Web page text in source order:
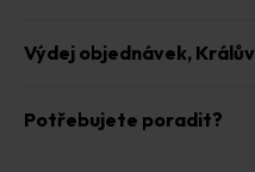
Výdej objednávek,
Potřebujete poradit?